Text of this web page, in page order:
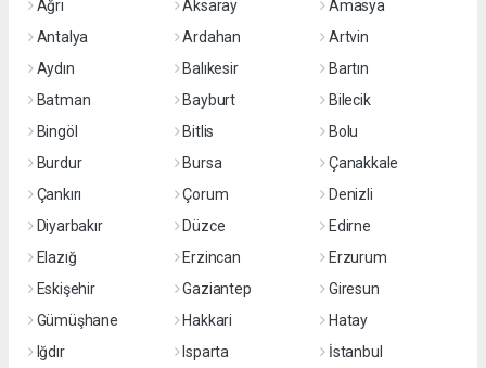
Ağrı
Aksaray
Amasya
Antalya
Ardahan
Artvin
Aydın
Balıkesir
Bartın
Batman
Bayburt
Bilecik
Bingöl
Bitlis
Bolu
Burdur
Bursa
Çanakkale
Çankırı
Çorum
Denizli
Diyarbakır
Düzce
Edirne
Elazığ
Erzincan
Erzurum
Eskişehir
Gaziantep
Giresun
Gümüşhane
Hakkari
Hatay
Iğdır
Isparta
İstanbul